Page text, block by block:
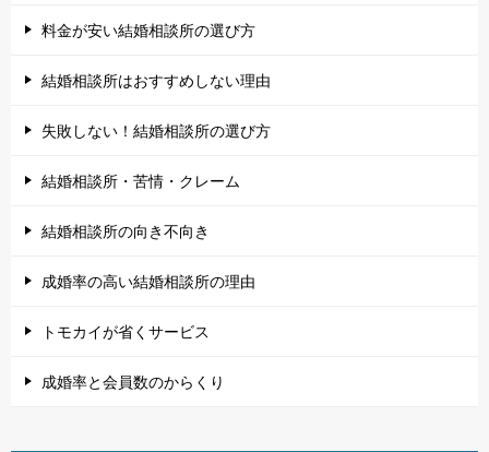
料金が安い結婚相談所の選び方
結婚相談所はおすすめしない理由
失敗しない！結婚相談所の選び方
結婚相談所・苦情・クレーム
結婚相談所の向き不向き
成婚率の高い結婚相談所の理由
トモカイが省くサービス
成婚率と会員数のからくり